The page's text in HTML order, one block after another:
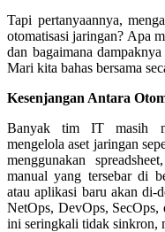
Tapi pertanyaannya,
otomatisasi jaringan? Apa
dan bagaimana
Mari kita bahas bersama
Kesenjangan Antara
Banyak tim IT masih
mengelola aset jaringan
menggunakan
manual yang tersebar di
atau aplikasi baru akan di-
NetOps, DevOps, SecOps,
ini seringkali tidak sinkron,